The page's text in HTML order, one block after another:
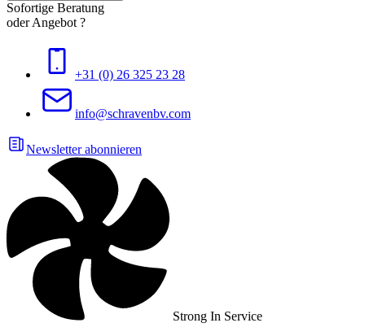
Sofortige Beratung
oder Angebot ?
+31 (0) 26 325 23 28
info@schravenbv.com
Newsletter abonnieren
Strong In Service